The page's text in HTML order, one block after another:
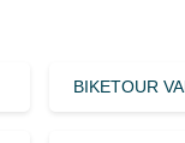
BIKETOUR